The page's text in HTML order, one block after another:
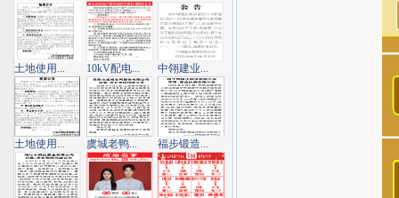
土地使用... 10kV配电... 中翎建业...
土地使用... 虞城老鸭... 福步锻造...